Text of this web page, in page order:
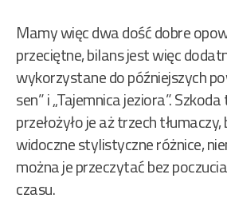
Mamy więc dwa dość dobre
przeciętne, bilans jest więc
wykorzystane do późniejszych
sen” i „Tajemnica jeziora”.
przełożyło je aż trzech
widoczne stylistyczne różnice,
można je przeczytać bez
czasu.